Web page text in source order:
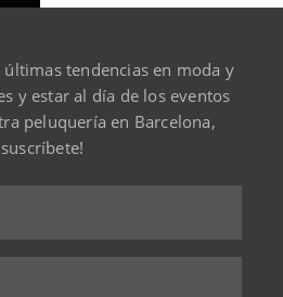
tendencias en moda y
y estar al día de los eventos
peluquería en Barcelona,